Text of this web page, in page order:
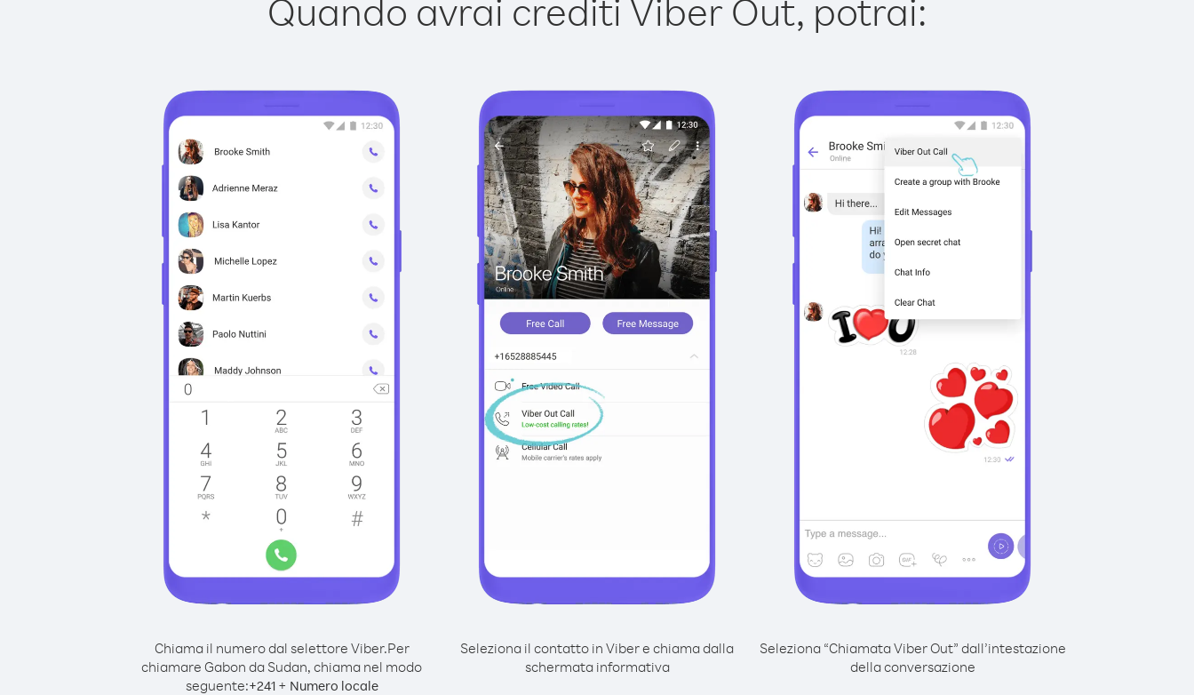
Quando avrai crediti Viber Out, potrai:
Chiama il numero dal selettore Viber.Per
chiamare Gabon da Sudan, chiama nel modo
seguente:+241+ Numero locale
Seleziona il contatto in Viber e chiama dalla
schermata informativa
Seleziona “Chiamata Viber Out” dall’intestazione
della conversazione